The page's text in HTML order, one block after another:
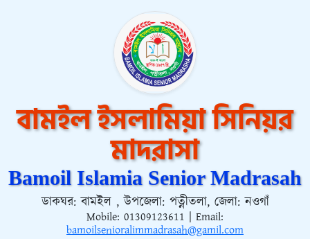
বামইল ইসলামিয়া সিনিয়র
মাদরাসা
Bamoil Islamia Senior Madrasah
ডাকঘর: বামইল , উপজেলা: পত্নীতলা, জেলা: নওগাঁ
Mobile: 01309123611 | Email:
bamoilsenioralimmadrasah@gamil.com